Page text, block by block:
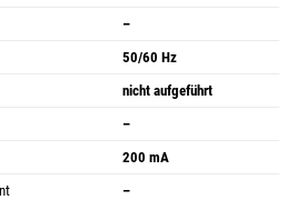
–
50/60 Hz
nicht aufgeführt
–
200 mA
–